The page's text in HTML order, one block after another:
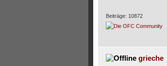
Beiträge: 10872
grieche